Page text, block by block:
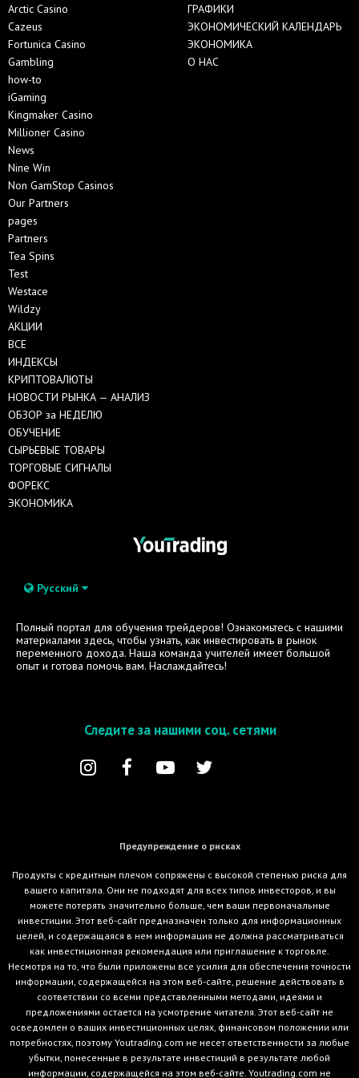
Arctic Casino
Cazeus
Fortunica Casino
Gambling
how-to
iGaming
Kingmaker Casino
Millioner Casino
News
Nine Win
Non GamStop Casinos
Our Partners
pages
Partners
Tea Spins
Test
Westace
Wildzy
АКЦИИ
ВСЕ
ИНДЕКСЫ
КРИПТОВАЛЮТЫ
НОВОСТИ РЫНКА — АНАЛИЗ
ОБЗОР за НЕДЕЛЮ
ОБУЧЕНИЕ
СЫРЬЕВЫЕ ТОВАРЫ
ТОРГОВЫЕ СИГНАЛЫ
ФОРЕКС
ЭКОНОМИКА
ГРАФИКИ
ЭКОНОМИЧЕСКИЙ КАЛЕНДАРЬ
ЭКОНОМИКА
О НАС
Русский
Полный портал для обучения трейдеров! Ознакомьтесь с нашими
материалами здесь, чтобы узнать, как инвестировать в рынок
переменного дохода. Наша команда учителей имеет большой
опыт и готова помочь вам. Наслаждайтесь!
Следите за нашими соц. сетями
Предупреждение о рисках
Продукты с кредитным плечом сопряжены с высокой степенью риска для
вашего капитала. Они не подходят для всех типов инвесторов, и вы
можете потерять значительно больше, чем ваши первоначальные
инвестиции. Этот веб-сайт предназначен только для информационных
целей, и содержащаяся в нем информация не должна рассматриваться
как инвестиционная рекомендация или приглашение к торговле.
Несмотря на то, что были приложены все усилия для обеспечения точности
информации, содержащейся на этом веб-сайте, решение действовать в
соответствии со всеми представленными методами, идеями и
предложениями остается на усмотрение читателя. Этот веб-сайт не
осведомлен о ваших инвестиционных целях, финансовом положении или
потребностях, поэтому Youtrading.com не несет ответственности за любые
убытки, понесенные в результате инвестиций в результате любой
информации, содержащейся на этом веб-сайте. Youtrading.com не